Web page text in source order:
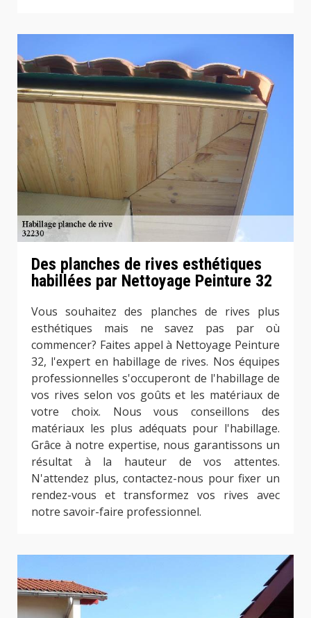
Des planches de rives esthétiques
habillées par Nettoyage Peinture 32
Vous souhaitez des planches de rives plus
esthétiques mais ne savez pas par où
commencer? Faites appel à Nettoyage Peinture
32, l'expert en habillage de rives. Nos équipes
professionnelles s'occuperont de l'habillage de
vos rives selon vos goûts et les matériaux de
votre choix. Nous vous conseillons des
matériaux les plus adéquats pour l'habillage.
Grâce à notre expertise, nous garantissons un
résultat à la hauteur de vos attentes.
N'attendez plus, contactez-nous pour fixer un
rendez-vous et transformez vos rives avec
notre savoir-faire professionnel.